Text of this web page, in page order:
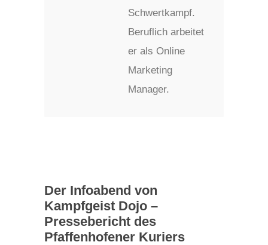
Schwertkampf.
Beruflich arbeitet
er als Online
Marketing
Manager.
Der Infoabend von
Kampfgeist Dojo –
Pressebericht des
Pfaffenhofener Kuriers